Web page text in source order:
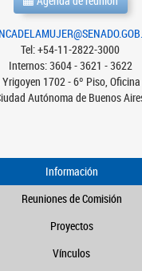
Tel: +54-11-2822-3000
Internos: 3604 - 3621 - 3622
1702 - 6º Piso,
Autónoma de Buenos
Información
Reuniones de Comisión
Proyectos
Vínculos